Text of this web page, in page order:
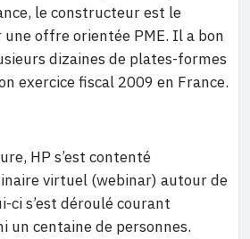
le constructeur est le
offre orientée PME. Il a bon
dizaines de plates-formes
exercice fiscal 2009 en France.
HP s’est contenté
virtuel (webinar) autour de
ci s’est déroulé courant
un centaine de personnes.